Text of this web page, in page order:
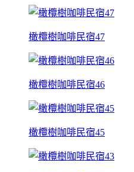
橄欖樹咖啡民宿47
橄欖樹咖啡民宿46
橄欖樹咖啡民宿45